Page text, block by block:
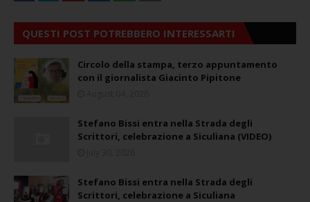
QUESTI POST POTREBBERO INTERESSARTI
Circolo della stampa, terzo appuntamento
con il giornalista Giacinto Pipitone
Stefano Bissi entra nella Strada degli
Scrittori, celebrazione a Siculiana (VIDEO)
Stefano Bissi entra nella Strada degli
Scrittori, celebrazione a Siculiana